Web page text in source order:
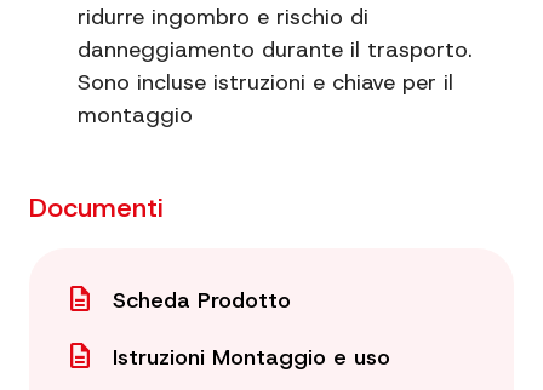
Ganci inclusi
ridurre ingombro e rischio di
danneggiamento durante il trasporto.
Sono incluse istruzioni e chiave per il
montaggio
Documenti
description Scheda Prodotto
description Istruzioni Montaggio e uso